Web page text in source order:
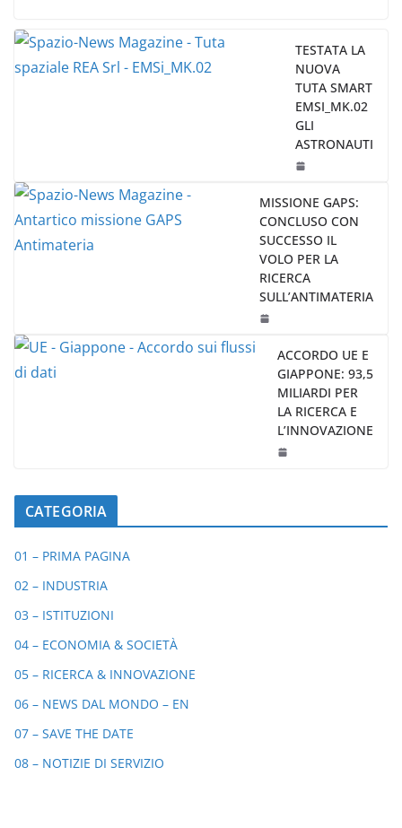
TESTATA LA
NUOVA
TUTA SMART
EMSI_MK.02
GLI
ASTRONAUTI
MISSIONE GAPS:
CONCLUSO CON
SUCCESSO IL
VOLO PER LA
RICERCA
SULL’ANTIMATERIA
ACCORDO UE E
GIAPPONE: 93,5
MILIARDI PER
LA RICERCA E
L’INNOVAZIONE
CATEGORIA
01 – PRIMA PAGINA
02 – INDUSTRIA
03 – ISTITUZIONI
04 – ECONOMIA & SOCIETÀ
05 – RICERCA & INNOVAZIONE
06 – NEWS DAL MONDO – EN
07 – SAVE THE DATE
08 – NOTIZIE DI SERVIZIO